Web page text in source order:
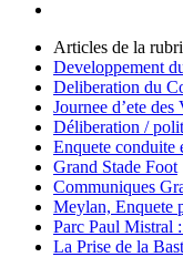
Articles de la
Developpement
Deliberation du
Journee d’ete des
Déliberation /
Enquete
Grand Stade Foot
Communiques
Meylan, Enquete
Parc Paul Mistral
La Prise de la